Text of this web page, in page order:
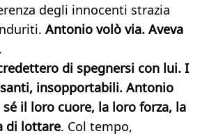
degli innocenti strazia
Antonio volò via. Aveva
.
di spegnersi con lui. I
insopportabili. Antonio
il loro cuore, la loro forza, la
di lottare. Col tempo,